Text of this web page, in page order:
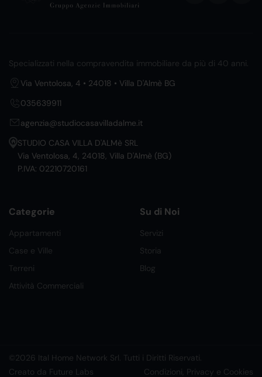
Specializzati nella compravendita immobiliare da più di 40 anni.
Via Ventolosa, 4 • 24018 • Villa D'Almè BG
035639911
agenzia@studiocasavilladalme.it
STUDIO CASA VILLA D'ALMè SRL
Via Ventolosa, 4, 24018, Villa D'Almè (BG)
P.IVA: 02210720161
Categorie
Appartamenti
Case e Ville
Terreni
Attività Commerciali
Su di Noi
Servizi
Storia
Blog
©2026 Ital Home Network Srl. Tutti i Diritti Riservati.
Creato da Future Labs
Condizioni, Privacy e Cookies